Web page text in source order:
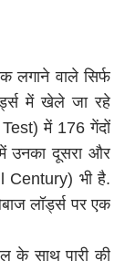
लगाने वाले सिर्फ
में खेले जा रहे
में 176 गेंदों
उनका दूसरा और
Century) भी है.
लॉर्ड्स पर एक
के साथ पारी की